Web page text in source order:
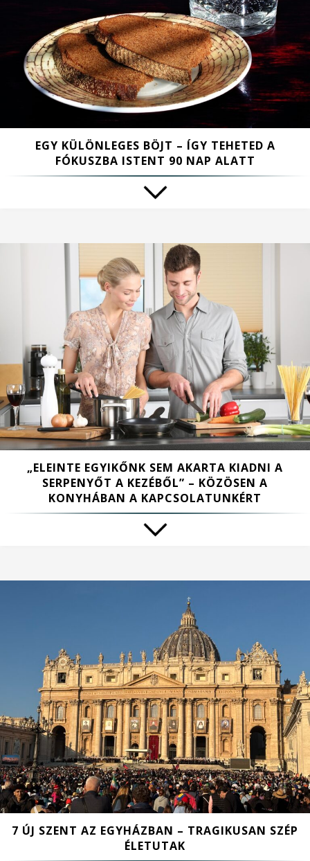
EGY KÜLÖNLEGES BÖJT – ÍGY TEHETED A
FÓKUSZBA ISTENT 90 NAP ALATT
„ELEINTE EGYIKŐNK SEM AKARTA KIADNI A
SERPENYŐT A KEZÉBŐL” – KÖZÖSEN A
KONYHÁBAN A KAPCSOLATUNKÉRT
7 ÚJ SZENT AZ EGYHÁZBAN – TRAGIKUSAN SZÉP
ÉLETUTAK